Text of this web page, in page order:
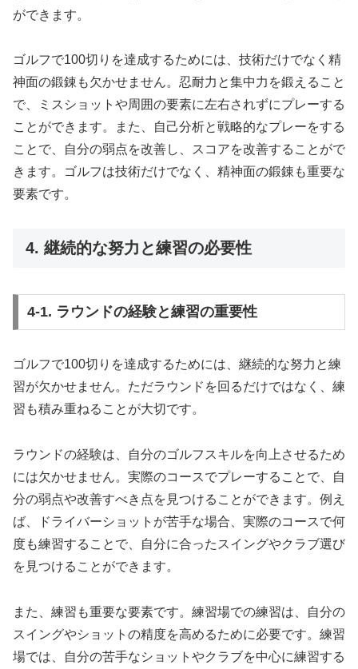
ができます。
ゴルフで100切りを達成するためには、技術だけでなく精
神面の鍛錬も欠かせません。忍耐力と集中力を鍛えること
で、ミスショットや周囲の要素に左右されずにプレーする
ことができます。また、自己分析と戦略的なプレーをする
ことで、自分の弱点を改善し、スコアを改善することがで
きます。ゴルフは技術だけでなく、精神面の鍛錬も重要な
要素です。
4. 継続的な努力と練習の必要性
4-1. ラウンドの経験と練習の重要性
ゴルフで100切りを達成するためには、継続的な努力と練
習が欠かせません。ただラウンドを回るだけではなく、練
習も積み重ねることが大切です。
ラウンドの経験は、自分のゴルフスキルを向上させるため
には欠かせません。実際のコースでプレーすることで、自
分の弱点や改善すべき点を見つけることができます。例え
ば、ドライバーショットが苦手な場合、実際のコースで何
度も練習することで、自分に合ったスイングやクラブ選び
を見つけることができます。
また、練習も重要な要素です。練習場での練習は、自分の
スイングやショットの精度を高めるために必要です。練習
場では、自分の苦手なショットやクラブを中心に練習する